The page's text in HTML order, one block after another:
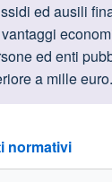
ed ausili
ed enti
a mille euro.
normativi